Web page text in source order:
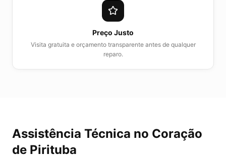
Preço Justo
Visita gratuita e orçamento transparente antes de qualquer
reparo.
Assistência Técnica no Coração
de Pirituba